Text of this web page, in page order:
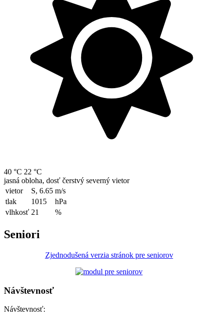
40 °C 22 °C
jasná obloha, dosť čerstvý severný vietor
vietor
S, 6.65 m/s
tlak
1015
hPa
vlhkosť 21 %
Seniori
Zjednodušená verzia stránok pre seniorov
Návštevnosť
Návštevnosť: